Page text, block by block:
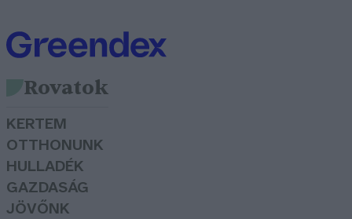
Rovatok
KERTEM
OTTHONUNK
HULLADÉK
GAZDASÁG
JÖVŐNK